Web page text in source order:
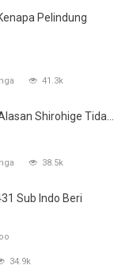
Pelindung
41.3k
Shirohige Tida...
38.5k
Sub Indo Beri
34.9k